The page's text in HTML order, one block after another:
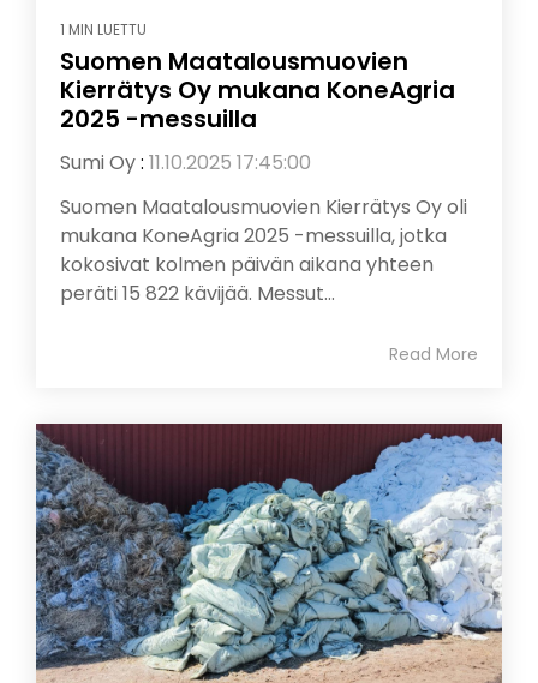
1 MIN LUETTU
Suomen Maatalousmuovien
Kierrätys Oy mukana KoneAgria
2025 -messuilla
Sumi Oy: 11.10.2025 17:45:00
Suomen Maatalousmuovien Kierrätys Oy oli
mukana KoneAgria 2025 -messuilla, jotka
kokosivat kolmen päivän aikana yhteen
peräti 15 822 kävijää. Messut...
Read More